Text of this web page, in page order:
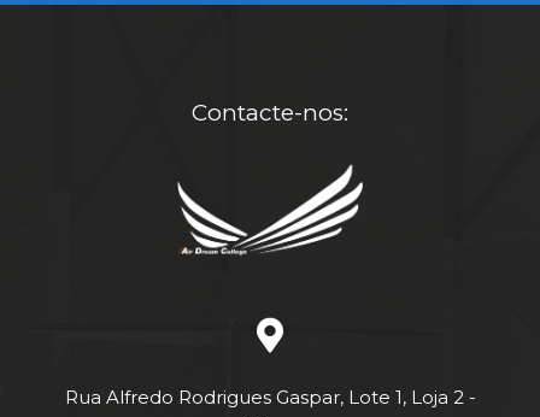
Contacte-nos:
Rua Alfredo Rodrigues Gaspar, Lote 1, Loja 2 -